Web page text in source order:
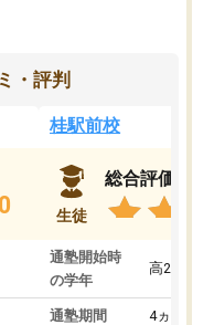
・評判
桂駅前校
生徒
総合評価
通塾開始時
の学年
高2
通塾期間 4ヵ月～1